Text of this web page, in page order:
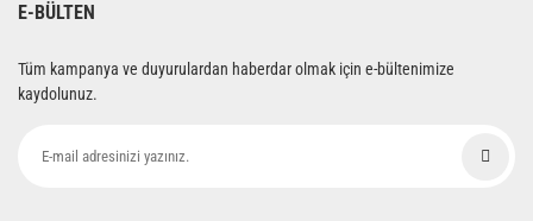
E-BÜLTEN
Tüm kampanya ve duyurulardan haberdar olmak için e-bültenimize
kaydolunuz.